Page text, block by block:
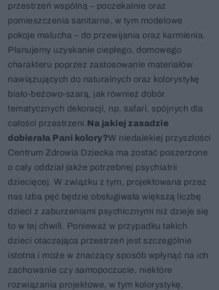
przestrzeń wspólną – poczekalnie oraz
pomieszczenia sanitarne, w tym modelowe
pokoje malucha – do przewijania oraz karmienia.
Planujemy uzyskanie ciepłego, domowego
charakteru poprzez zastosowanie materiałów
nawiązujących do naturalnych oraz kolorystykę
biało-beżowo-szarą, jak również dobór
tematycznych dekoracji, np. safari, spójnych dla
całości przestrzeni.Na jakiej zasadzie
dobierała Pani kolory?W niedalekiej przyszłości
Centrum Zdrowia Dziecka ma zostać poszerzone
o cały oddział jakże potrzebnej psychiatrii
dziecięcej. W związku z tym, projektowana przez
nas izba pęć będzie obsługiwała większą liczbę
dzieci z zaburzeniami psychicznymi niż dzieje się
to w tej chwili. Ponieważ w przypadku takich
dzieci otaczająca przestrzeń jest szczególnie
istotna i może w znaczący sposób wpłynąć na ich
zachowanie czy samopoczucie, niektóre
rozwiązania projektowe, w tym kolorystykę,